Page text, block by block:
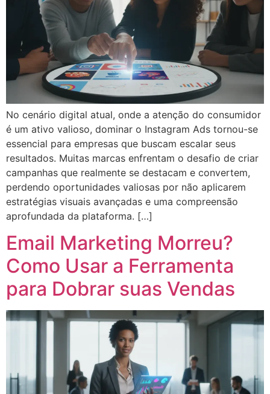
No cenário digital atual, onde a atenção do consumidor
é um ativo valioso, dominar o Instagram Ads tornou-se
essencial para empresas que buscam escalar seus
resultados. Muitas marcas enfrentam o desafio de criar
campanhas que realmente se destacam e convertem,
perdendo oportunidades valiosas por não aplicarem
estratégias visuais avançadas e uma compreensão
aprofundada da plataforma. […]
Email Marketing Morreu?
Como Usar a Ferramenta
para Dobrar suas Vendas